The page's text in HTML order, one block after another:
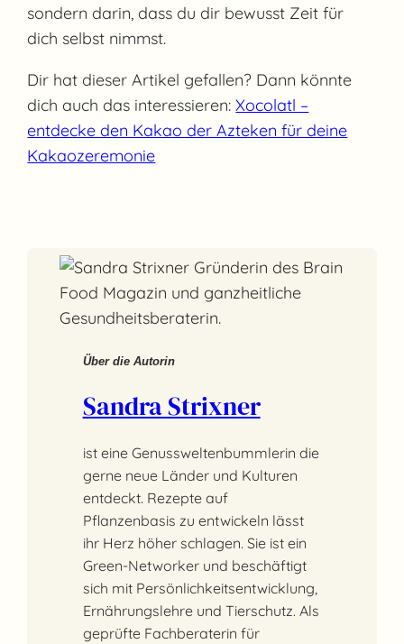
sondern darin, dass du dir bewusst Zeit für
dich selbst nimmst.
Dir hat dieser Artikel gefallen? Dann könnte
dich auch das interessieren:Xocolatl –
entdecke den Kakao der Azteken für deine
Kakaozeremonie
Über die Autorin
Sandra Strixner
ist eine Genussweltenbummlerin die
gerne neue Länder und Kulturen
entdeckt. Rezepte auf
Pflanzenbasis zu entwickeln lässt
ihr Herz höher schlagen. Sie ist ein
Green-Networker und beschäftigt
sich mit Persönlichkeitsentwicklung,
Ernährungslehre und Tierschutz. Als
geprüfte Fachberaterin für